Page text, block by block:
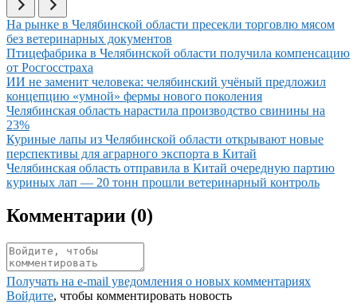
Иллюстрация новости
На рынке в Челябинской области пресекли торговлю мясом
без ветеринарных документов
Иллюстрация новости
Птицефабрика в Челябинской области получила компенсацию
от Росгосстраха
Иллюстрация новости
ИИ не заменит человека: челябинский учёный предложил
концепцию «умной» фермы нового поколения
Иллюстрация новости
Челябинская область нарастила производство свинины на
23%
Иллюстрация новости
Куриные лапы из Челябинской области открывают новые
перспективы для аграрного экспорта в Китай
Иллюстрация новости
Челябинская область отправила в Китай очередную партию
куриных лап — 20 тонн прошли ветеринарный контроль
Комментарии (0)
Получать на e‑mail уведомления о новых комментариях
Войдите, чтобы комментировать новость